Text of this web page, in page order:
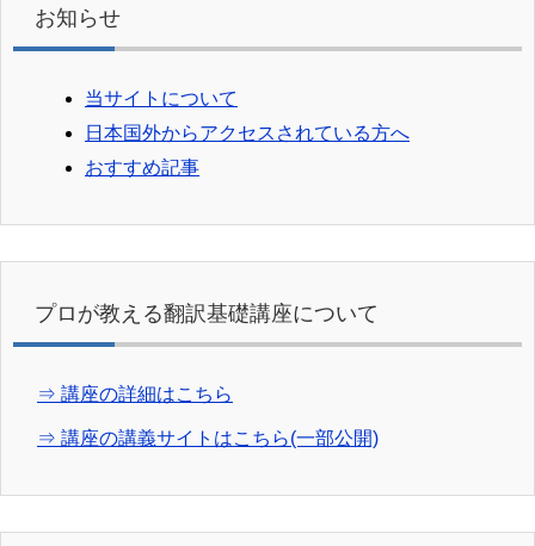
お知らせ
当サイトについて
日本国外からアクセスされている方へ
おすすめ記事
プロが教える翻訳基礎講座について
⇒ 講座の詳細はこちら
⇒ 講座の講義サイトはこちら(一部公開)